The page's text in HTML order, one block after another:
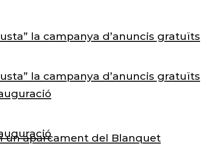
la campanya d’anuncis gratuïts
un aparcament del Blanquet
la campanya d’anuncis gratuïts